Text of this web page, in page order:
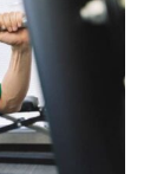
、「今日は会
い分ける方
いただけるよ